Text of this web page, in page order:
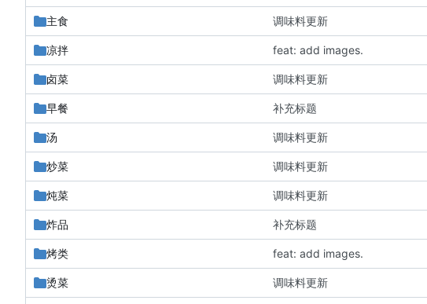
主食 调味料更新
凉拌 feat: add images.
卤菜 调味料更新
早餐 补充标题
汤 调味料更新
炒菜 调味料更新
炖菜 调味料更新
炸品 补充标题
烤类 feat: add images.
烫菜 调味料更新